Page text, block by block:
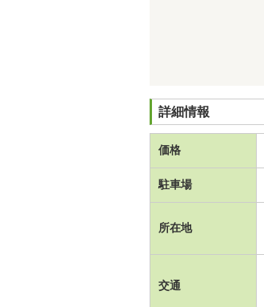
詳細情報
価格
駐車場
所在地
交通